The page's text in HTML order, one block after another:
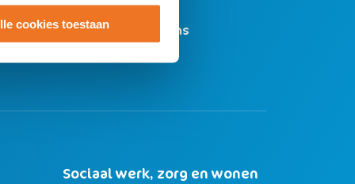
cookies toestaan
Chat
met ons
Sociaal werk, zorg en wonen